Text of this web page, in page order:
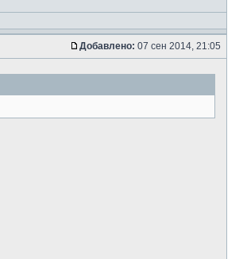
Добавлено: 07 сен 2014, 21:05